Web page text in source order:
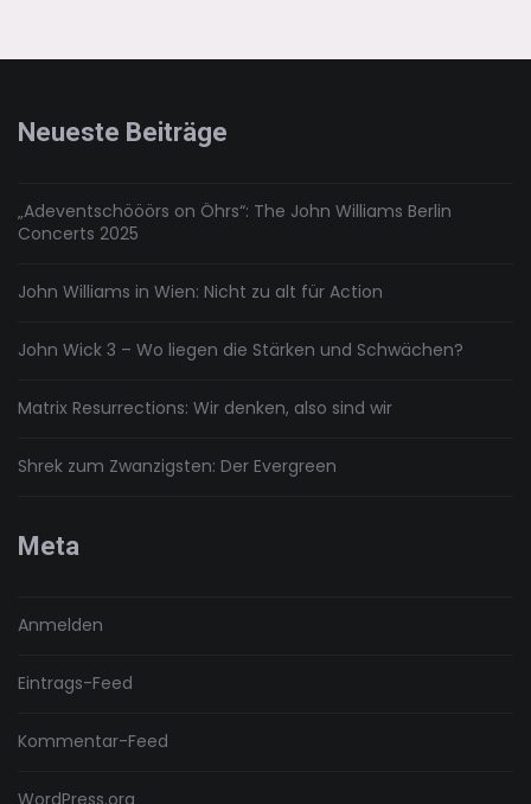
Neueste Beiträge
„Adeventschööörs on Öhrs“: The John Williams Berlin
Concerts 2025
John Williams in Wien: Nicht zu alt für Action
John Wick 3 – Wo liegen die Stärken und Schwächen?
Matrix Resurrections: Wir denken, also sind wir
Shrek zum Zwanzigsten: Der Evergreen
Meta
Anmelden
Eintrags-Feed
Kommentar-Feed
WordPress.org